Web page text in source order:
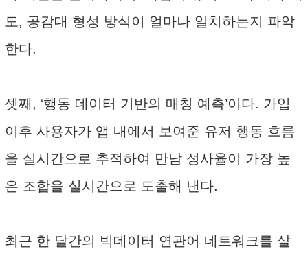
도, 공감대 형성 방식이 얼마나 일치하는지 파악
한다.
셋째, ‘행동 데이터 기반의 매칭 예측’이다. 가입
이후 사용자가 앱 내에서 보여준 유저 행동 흐름
을 실시간으로 추적하여 만남 성사율이 가장 높
은 조합을 실시간으로 도출해 낸다.
최근 한 달간의 빅데이터 연관어 네트워크를 살